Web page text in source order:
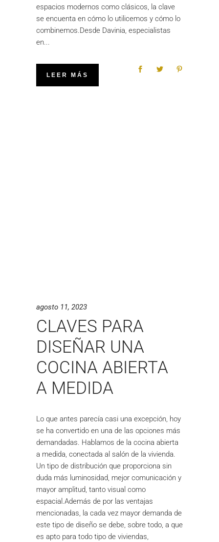
espacios modernos como clásicos, la clave
se encuenta en cómo lo utilicemos y cómo lo
combinemos.Desde Davinia, especialistas
en
LEER MÁS
agosto 11, 2023
CLAVES PARA
DISEÑAR UNA
COCINA ABIERTA
A MEDIDA
Lo que antes parecía casi una excepción, hoy
se ha convertido en una de las opciones más
demandadas. Hablamos de la cocina abierta
a medida, conectada al salón de la vivienda.
Un tipo de distribución que proporciona sin
duda más luminosidad, mejor comunicación y
mayor amplitud, tanto visual como
espacial.Además de por las ventajas
mencionadas, la cada vez mayor demanda de
este tipo de diseño se debe, sobre todo, a que
es apto para todo tipo de viviendas,